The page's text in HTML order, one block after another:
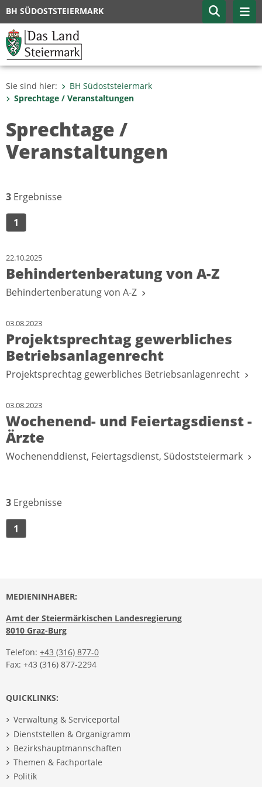
BH SÜDOSTSTEIERMARK
Sie sind hier:
BH Südoststeiermark
Sprechtage / Veranstaltungen
Sprechtage /
Veranstaltungen
3 Ergebnisse
1
22.10.2025
Behindertenberatung von A-Z
Behindertenberatung von A-Z
03.08.2023
Projektsprechtag gewerbliches
Betriebsanlagenrecht
Projektsprechtag gewerbliches Betriebsanlagenrecht
03.08.2023
Wochenend- und Feiertagsdienst -
Ärzte
Wochenenddienst, Feiertagsdienst, Südoststeiermark
3 Ergebnisse
1
MEDIENINHABER:
Amt der Steiermärkischen Landesregierung
8010 Graz-Burg
Telefon: +43 (316) 877-0
Fax: +43 (316) 877-2294
QUICKLINKS:
Verwaltung & Serviceportal
Dienststellen & Organigramm
Bezirkshauptmannschaften
Themen & Fachportale
Politik